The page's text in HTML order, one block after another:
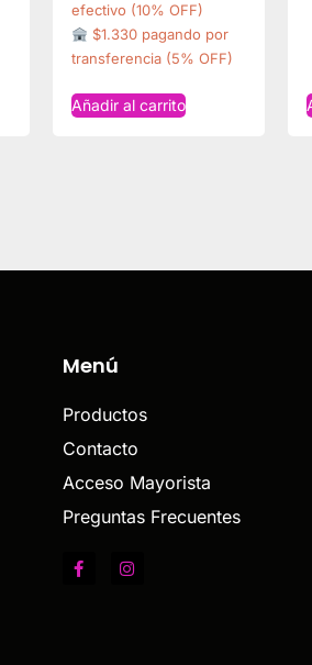
efectivo (10% OFF)
$1.330 pagando por
transferencia (5% OFF)
Añadir al carrito
Menú
Productos
Contacto
Acceso Mayorista
Preguntas Frecuentes